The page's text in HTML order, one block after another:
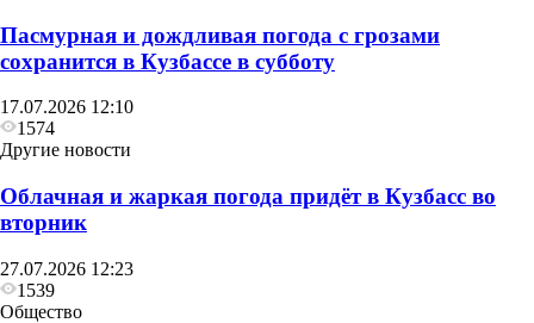
Пасмурная и дождливая погода с грозами
сохранится в Кузбассе в субботу
17.07.2026 12:10
1574
Другие новости
Облачная и жаркая погода придёт в Кузбасс во
вторник
27.07.2026 12:23
1539
Общество